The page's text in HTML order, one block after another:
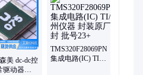
、点火控制器、开关控制器、可编
容电阻
美 dc-dc控
驱动器
TMS320F28069PNT
集成电路(IC) TI/